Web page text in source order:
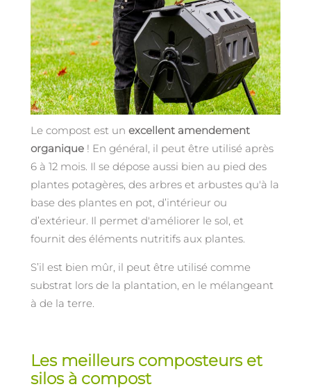
Le compost est un excellent amendement
organique ! En général, il peut être utilisé après
6 à 12 mois. Il se dépose aussi bien au pied des
plantes potagères, des arbres et arbustes qu'à la
base des plantes en pot, d’intérieur ou
d’extérieur. Il permet d'améliorer le sol, et
fournit des éléments nutritifs aux plantes.
S’il est bien mûr, il peut être utilisé comme
substrat lors de la plantation, en le mélangeant
à de la terre.
Les meilleurs composteurs et
silos à compost